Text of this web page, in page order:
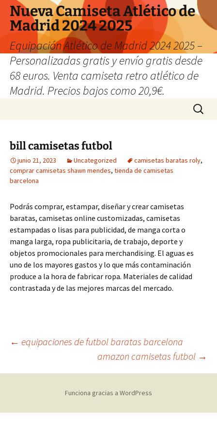
Nueva Camiseta Atlético de
Madrid 2024 2025
Equipación Atlético de Madrid 2024 2025 –
Personalizadas gratis y envío gratis desde
68 euros. Venta camiseta retro atlético de
Madrid. Precios bajos como 20,9€.
Buscar:
bill camisetas futbol
junio 21, 2023 Uncategorized camisetas baratas roly,
comprar camisetas shawn mendes, tienda de camisetas
barcelona
Podrás comprar, estampar, diseñar y crear camisetas
baratas, camisetas online customizadas, camisetas
estampadas o lisas para publicidad, de manga corta o
manga larga, ropa publicitaria, de trabajo, deporte y
objetos promocionales para merchandising. El aguas es
uno de los mayores gastos y lo que más contaminación
produce a la hora de fabricar ropa. Materiales de calidad
contrastada y de las mejores marcas del mercado.
Navegación
de
entradas
← equipaciones de futbol baratas barcelona
amazon camisetas futbol →
Funciona gracias a WordPress